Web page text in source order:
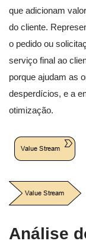
que adicionam
do cliente.
o pedido ou
serviço final ao
porque ajudam as
desperdícios, e a
otimização.
Análise